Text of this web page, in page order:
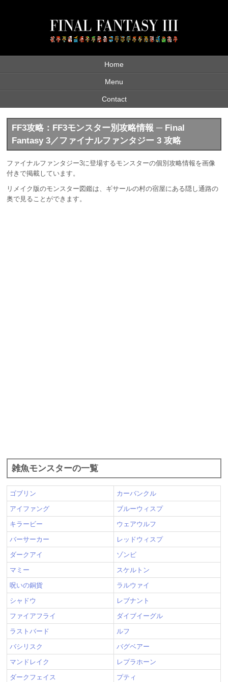
Home
Menu
Contact
FF3攻略：FF3モンスター別攻略情報 ─ Final
Fantasy 3／ファイナルファンタジー 3 攻略
ファイナルファンタジー3に登場するモンスターの個別攻略情報を画像
付きで掲載しています。
リメイク版のモンスター図鑑は、ギサールの村の宿屋にある隠し通路の
奥で見ることができます。
雑魚モンスターの一覧
ゴブリン
カーバンクル
アイファング
ブルーウィスプ
キラービー
ウェアウルフ
バーサーカー
レッドウィスプ
ダークアイ
ゾンビ
マミー
スケルトン
呪いの銅貨
ラルウァイ
シャドウ
レブナント
ファイアフライ
ダイブイーグル
ラストバード
ルフ
バシリスク
バグベアー
マンドレイク
レプラホーン
ダークフェイス
プティ